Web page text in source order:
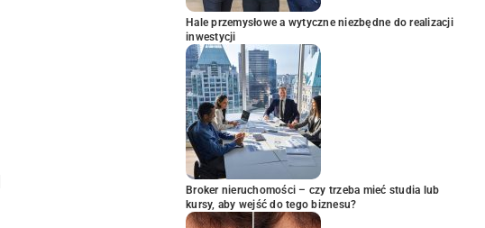
Hale przemysłowe a wytyczne niezbędne do realizacji
inwestycji
Broker nieruchomości – czy trzeba mieć studia lub
kursy, aby wejść do tego biznesu?